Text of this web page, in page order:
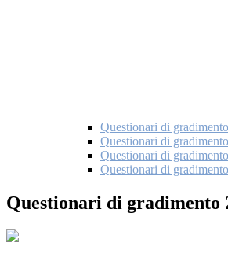
Questionari di
Questionari di
Questionari di
Questionari di
Questionari di gradimento